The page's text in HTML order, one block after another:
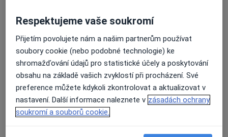
Respektujeme vaše soukromí
Přijetím povolujete nám a našim partnerům používat
soubory cookie (nebo podobné technologie) ke
shromažďování údajů pro statistické účely a poskytování
obsahu na základě vašich zvyklostí při procházení. Své
preference můžete kdykoli zkontrolovat a aktualizovat v
nastavení. Další informace naleznete v zásadách ochrany
soukromí a souborů cookie.